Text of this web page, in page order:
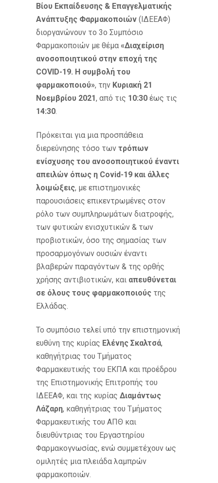
Βίου Εκπαίδευσης & Επαγγελματικής
Ανάπτυξης Φαρμακοποιών (ΙΔΕΕΑΦ)
διοργανώνουν το 3ο Συμπόσιο
Φαρμακοποιών με θέμα «Διαχείριση
ανοσοποιητικού στην εποχή της
COVID-19. Η συμβολή του
φαρμακοποιού», την Κυριακή 21
Νοεμβρίου 2021, από τις 10:30 έως τις
14:30.
Πρόκειται για μια προσπάθεια
διερεύνησης τόσο των τρόπων
ενίσχυσης του ανοσοποιητικού έναντι
απειλών όπως η Covid-19 και άλλες
λοιμώξεις, με επιστημονικές
παρουσιάσεις επικεντρωμένες στον
ρόλο των συμπληρωμάτων διατροφής,
των φυτικών ενισχυτικών & των
προβιοτικών, όσο της σημασίας των
προσαρμογόνων ουσιών έναντι
βλαβερών παραγόντων & της ορθής
χρήσης αντιβιοτικών, και απευθύνεται
σε όλους τους φαρμακοποιούς της
Ελλάδας.
Το συμπόσιο τελεί υπό την επιστημονική
ευθύνη της κυρίας Ελένης Σκαλτσά,
καθηγήτριας του Τμήματος
Φαρμακευτικής του ΕΚΠΑ και προέδρου
της Επιστημονικής Επιτροπής του
ΙΔΕΕΑΦ, και της κυρίας Διαμάντως
Λάζαρη, καθηγήτριας του Τμήματος
Φαρμακευτικής του ΑΠΘ και
διευθύντριας του Εργαστηρίου
Φαρμακογνωσίας, ενώ συμμετέχουν ως
ομιλητές μια πλειάδα λαμπρών
φαρμακοποιών.